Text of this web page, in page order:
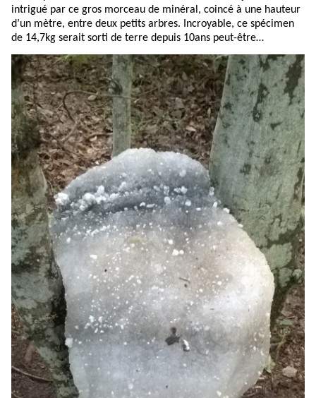
intrigué par ce gros morceau de minéral, coincé à une hauteur
d’un mètre, entre deux petits arbres. Incroyable, ce spécimen
de 14,7kg serait sorti de terre depuis 10ans peut-être…